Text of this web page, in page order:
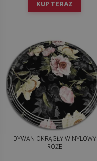
KUP TERAZ
DYWAN OKRĄGŁY WINYLOWY
RÓŻE